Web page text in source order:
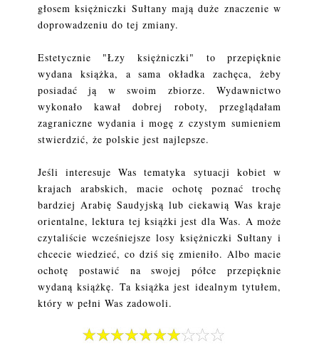
głosem księżniczki Sułtany mają duże znaczenie w
doprowadzeniu do tej zmiany.
Estetycznie "Łzy księżniczki" to przepięknie
wydana książka, a sama okładka zachęca, żeby
posiadać ją w swoim zbiorze. Wydawnictwo
wykonało kawał dobrej roboty, przeglądałam
zagraniczne wydania i mogę z czystym sumieniem
stwierdzić, że polskie jest najlepsze.
Jeśli interesuje Was tematyka sytuacji kobiet w
krajach arabskich, macie ochotę poznać trochę
bardziej Arabię Saudyjską lub ciekawią Was kraje
orientalne, lektura tej książki jest dla Was. A może
czytaliście wcześniejsze losy księżniczki Sułtany i
chcecie wiedzieć, co dziś się zmieniło. Albo macie
ochotę postawić na swojej półce przepięknie
wydaną książkę. Ta książka jest idealnym tytułem,
który w pełni Was zadowoli.